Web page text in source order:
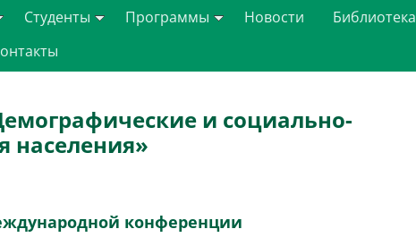
Студенты Программы Новости Библиотека
и социально-
населения»
конференции